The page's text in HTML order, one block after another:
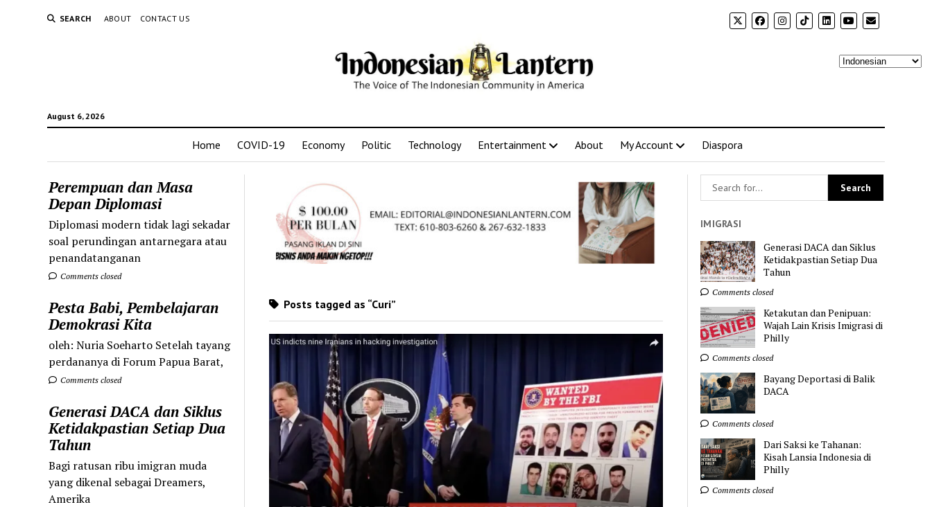
SEARCH ABOUT CONTACT US
August 6, 2026
Home COVID-19 Economy Politic Technology Entertainment About My Account Diaspora
Perempuan dan Masa
Depan Diplomasi
Diplomasi modern tidak lagi sekadar
soal perundingan antarnegara atau
penandatanganan
Comments closed
Pesta Babi, Pembelajaran
Demokrasi Kita
oleh: Nuria Soeharto Setelah tayang
perdananya di Forum Papua Barat,
Comments closed
Generasi DACA dan Siklus
Ketidakpastian Setiap Dua
Tahun
Bagi ratusan ribu imigran muda
yang dikenal sebagai Dreamers,
Amerika
Posts tagged as “Curi”
IMIGRASI
Generasi DACA dan Siklus
Ketidakpastian Setiap Dua
Tahun
Comments closed
Ketakutan dan Penipuan:
Wajah Lain Krisis Imigrasi di
Philly
Comments closed
Bayang Deportasi di Balik
DACA
Comments closed
Dari Saksi ke Tahanan:
Kisah Lansia Indonesia di
Philly
Comments closed